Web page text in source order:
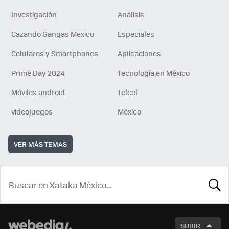
Investigación
Análisis
Cazando Gangas Mexico
Especiales
Celulares y Smartphones
Aplicaciones
Prime Day 2024
Tecnología en México
Móviles android
Telcel
videojuegos
México
VER MÁS TEMAS
SUBIR